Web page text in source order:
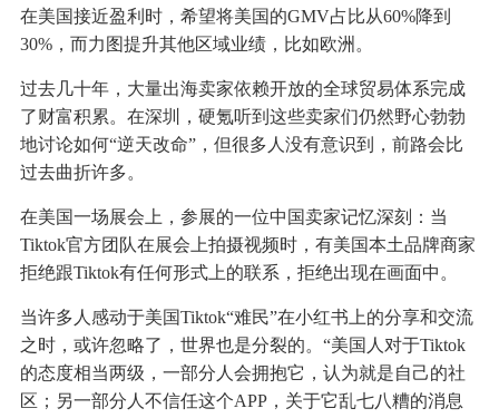
在美国接近盈利时，希望将美国的GMV占比从60%降到
30%，而力图提升其他区域业绩，比如欧洲。
过去几十年，大量出海卖家依赖开放的全球贸易体系完成
了财富积累。在深圳，硬氪听到这些卖家们仍然野心勃勃
地讨论如何“逆天改命”，但很多人没有意识到，前路会比
过去曲折许多。
在美国一场展会上，参展的一位中国卖家记忆深刻：当
Tiktok官方团队在展会上拍摄视频时，有美国本土品牌商家
拒绝跟Tiktok有任何形式上的联系，拒绝出现在画面中。
当许多人感动于美国Tiktok“难民”在小红书上的分享和交流
之时，或许忽略了，世界也是分裂的。“美国人对于Tiktok
的态度相当两级，一部分人会拥抱它，认为就是自己的社
区；另一部分人不信任这个APP，关于它乱七八糟的消息